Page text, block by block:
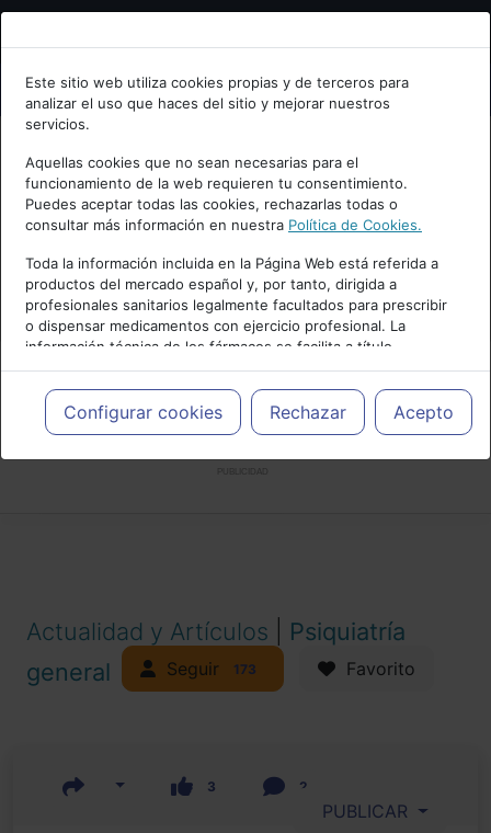
Bienvenid@ a psiquiatria.com
Escribe tu Email
Accede o regístrate con tu email.
Cancelar
Este sitio web utiliza cookies propias y de terceros para
analizar el uso que haces del sitio y mejorar nuestros
servicios.
Aquellas cookies que no sean necesarias para el
funcionamiento de la web requieren tu consentimiento.
Puedes aceptar todas las cookies, rechazarlas todas o
consultar más información en nuestra Política de Cookies.
Toda la información incluida en la Página Web está referida a
productos del mercado español y, por tanto, dirigida a
profesionales sanitarios legalmente facultados para prescribir
o dispensar medicamentos con ejercicio profesional. La
información técnica de los fármacos se facilita a título
meramente informativo, siendo responsabilidad de los
profesionales facultados prescribir medicamentos y decidir, en
cada caso concreto, el tratamiento más adecuado a las
necesidades del paciente.
Configurar cookies Rechazar Acepto
Actualidad y Artículos
Psiquiatría
general
Seguir 173 Favorito
3 2
PUBLICAR